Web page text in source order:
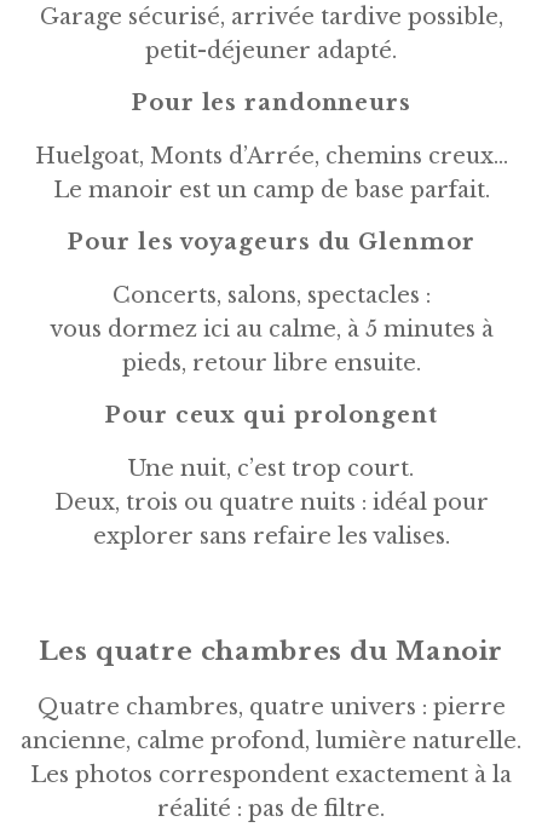
Garage sécurisé, arrivée tardive possible,
petit-déjeuner adapté.
Pour les randonneurs
Huelgoat, Monts d’Arrée, chemins creux…
Le manoir est un camp de base parfait.
Pour les voyageurs du Glenmor
Concerts, salons, spectacles :
vous dormez ici au calme, à 5 minutes à
pieds, retour libre ensuite.
Pour ceux qui prolongent
Une nuit, c’est trop court.
Deux, trois ou quatre nuits : idéal pour
explorer sans refaire les valises.
Les quatre chambres du Manoir
Quatre chambres, quatre univers : pierre
ancienne, calme profond, lumière naturelle.
Les photos correspondent exactement à la
réalité : pas de filtre.